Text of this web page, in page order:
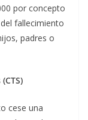
por concepto
fallecimiento
padres o
cese una